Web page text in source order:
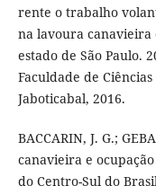
rente o trabalho
na lavoura canavieira
estado de São Paulo.
Faculdade de
Jaboticabal, 2016.
BACCARIN, J. G.;
canavieira e
do Centro-Sul do